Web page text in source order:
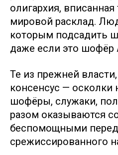
олигархия,
мировой расклад.
которым подсадить
даже если это шофёр
Те из прежней
консенсус — осколки
шофёры, служаки,
разом оказываются
беспомощными
срежиссированного